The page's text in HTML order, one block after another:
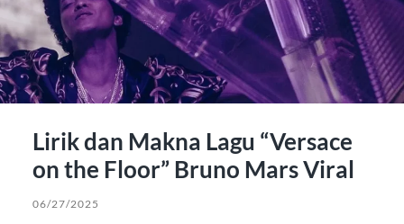
Lirik dan Makna Lagu “Versace
on the Floor” Bruno Mars Viral
06/27/2025